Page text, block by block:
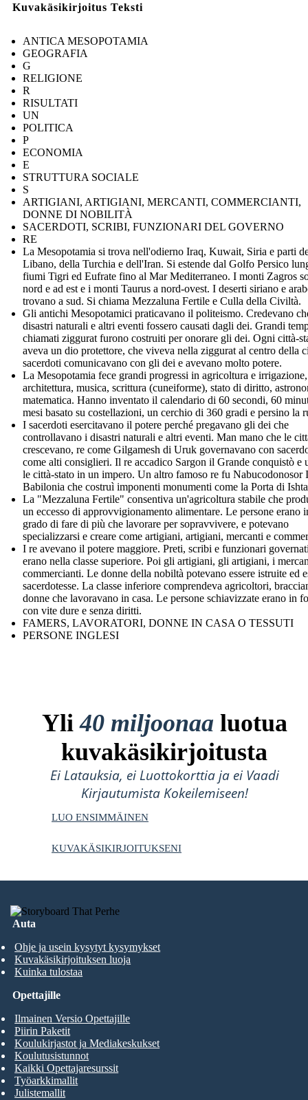
Kuvakäsikirjoitus Teksti
ANTICA MESOPOTAMIA
GEOGRAFIA
G
RELIGIONE
R
RISULTATI
UN
POLITICA
P
ECONOMIA
E
STRUTTURA SOCIALE
S
ARTIGIANI, ARTIGIANI, MERCANTI, COMMERCIANTI,
DONNE DI NOBILITÀ
SACERDOTI, SCRIBI, FUNZIONARI DEL GOVERNO
RE
La Mesopotamia si trova nell'odierno Iraq, Kuwait, Siria e parti
Libano, della Turchia e dell'Iran. Si estende dal Golfo Persico
fiumi Tigri ed Eufrate fino al Mar Mediterraneo. I monti Zagros
nord e ad est e i monti Taurus a nord-ovest. I deserti siriano e
trovano a sud. Si chiama Mezzaluna Fertile e Culla della Civiltà.
Gli antichi Mesopotamici praticavano il politeismo. Credevano
disastri naturali e altri eventi fossero causati dagli dei. Grandi
chiamati ziggurat furono costruiti per onorare gli dei. Ogni città-
aveva un dio protettore, che viveva nella ziggurat al centro della
sacerdoti comunicavano con gli dei e avevano molto potere.
La Mesopotamia fece grandi progressi in agricoltura e
architettura, musica, scrittura (cuneiforme), stato di diritto,
matematica. Hanno inventato il calendario di 60 secondi, 60
mesi basato su costellazioni, un cerchio di 360 gradi e persino la
I sacerdoti esercitavano il potere perché pregavano gli dei che
controllavano i disastri naturali e altri eventi. Man mano che le
crescevano, re come Gilgamesh di Uruk governavano con
come alti consiglieri. Il re accadico Sargon il Grande conquistò e
le città-stato in un impero. Un altro famoso re fu Nabucodonosor
Babilonia che costruì imponenti monumenti come la Porta di
La "Mezzaluna Fertile" consentiva un'agricoltura stabile che
un eccesso di approvvigionamento alimentare. Le persone erano
grado di fare di più che lavorare per sopravvivere, e potevano
specializzarsi e creare come artigiani, artigiani, mercanti e
I re avevano il potere maggiore. Preti, scribi e funzionari
erano nella classe superiore. Poi gli artigiani, gli artigiani, i
commercianti. Le donne della nobiltà potevano essere istruite ed
sacerdotesse. La classe inferiore comprendeva agricoltori,
donne che lavoravano in casa. Le persone schiavizzate erano in
con vite dure e senza diritti.
FAMERS, LAVORATORI, DONNE IN CASA O TESSUTI
PERSONE INGLESI
Yli40 miljoonaa luotua
kuvakäsikirjoitusta
Ei Latauksia, ei Luottokorttia ja ei Vaadi
Kirjautumista Kokeilemiseen!
LUO ENSIMMÄINEN
KUVAKÄSIKIRJOITUKSENI
Auta
Ohje ja usein kysytyt kysymykset
Kuvakäsikirjoituksen luoja
Kuinka tulostaa
Opettajille
Ilmainen Versio Opettajille
Piirin Paketit
Koulukirjastot ja Mediakeskukset
Koulutusistunnot
Kaikki Opettajaresurssit
Työarkkimallit
Julistemallit